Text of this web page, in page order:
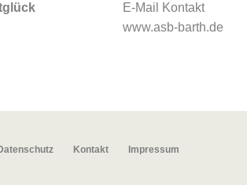
E-Mail Kontakt
www.asb-barth.de
Kontakt Impressum